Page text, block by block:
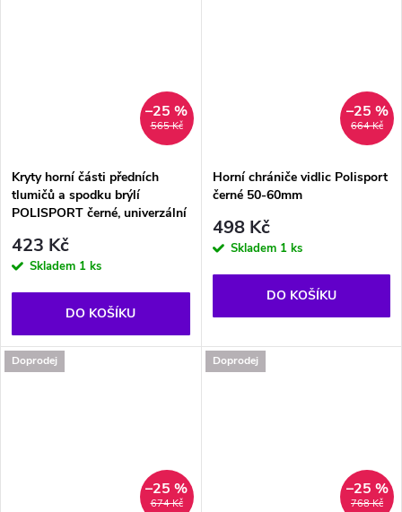
565 Kč
–25 %
Kryty horní části předních
tlumičů a spodku brýlí
POLISPORT černé, univerzální
423 Kč
Skladem 1 ks
DO KOŠÍKU
664 Kč
–25 %
Horní chrániče vidlic Polisport
černé 50-60mm
498 Kč
Skladem 1 ks
DO KOŠÍKU
Doprodej
674 Kč
–25 %
Doprodej
768 Kč
–25 %